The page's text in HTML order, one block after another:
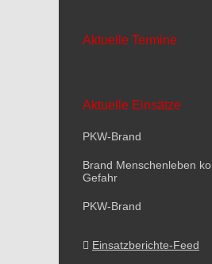
Aktuelle Termine
Aktuelle Einsätze
PKW-Brand
Brand Menschenleben
Gefahr
PKW-Brand
Einsatzberichte-Feed